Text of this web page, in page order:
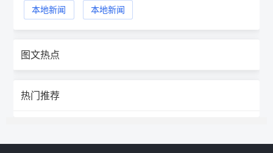
本地新闻 本地新闻
图文热点
热门推荐